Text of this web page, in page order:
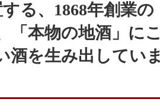
る、1868年創業の
「本物の地酒」にこ
酒を生み出していま